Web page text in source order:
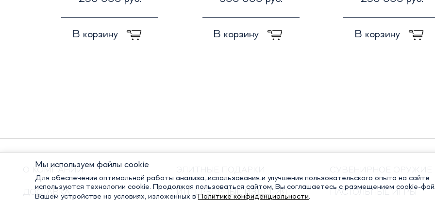
В корзину В корзину В корзину
О КОМПАНИИ
ДОСТАВКА ИНТЕРЬЕРНЫЕ ИЗДЕЛИЯ НАСТОЛЬНЫЕ ИГРЫ
Мы используем файлы cookie
Для обеспечения оптимальной работы анализа, использования и улучшения пользовательского опыта на сайте
используются технологии cookie. Продолжая пользоваться сайтом, Вы соглашаетесь с размещением cookie-
Вашем устройстве на условиях, изложенных в Политике конфиденциальности.